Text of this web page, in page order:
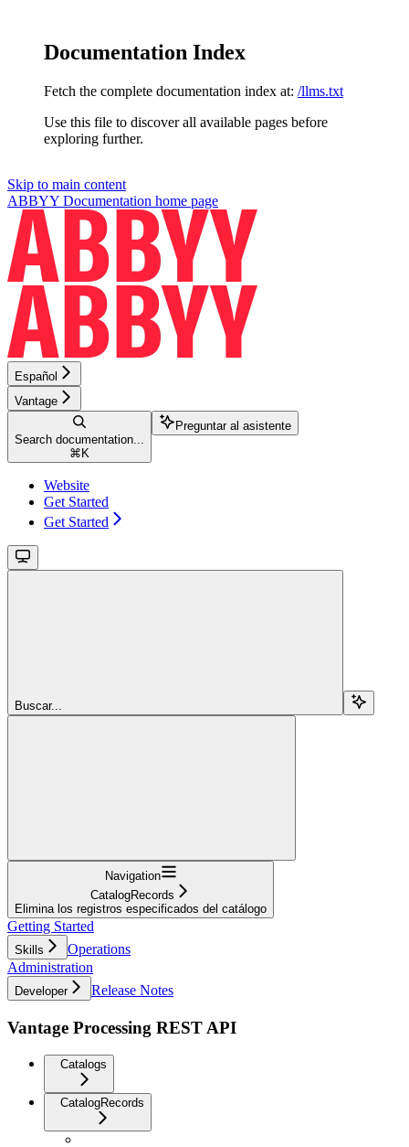
Documentation Index
Fetch the complete documentation index at: /llms.txt
Use this file to discover all available pages before
exploring further.
Skip to main content
ABBYY Documentation home page
Español
Vantage
Search documentation...
⌘ K
Preguntar al asistente
Website
Get Started
Get Started
Buscar...
Navigation
CatalogRecords
Elimina los registros especificados del catálogo
Getting Started
Skills
Operations
Administration
Developer Release Notes
Vantage Processing REST API
Catalogs
CatalogRecords